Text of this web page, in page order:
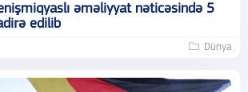
əməliyyat nəticəsində 5
edilib
Dünya